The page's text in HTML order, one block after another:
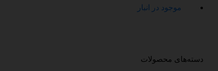
موجود در انبار
دسته‌های محصولات